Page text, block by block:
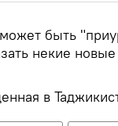
быть
некие
в